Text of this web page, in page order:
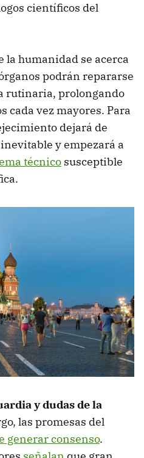
científicos del
la humanidad se acerca
podrán repararse
rutinaria, prolongando
cada vez mayores. Para
dejará de
y empezará a
técnico susceptible
y dudas de la
las promesas del
generar consenso.